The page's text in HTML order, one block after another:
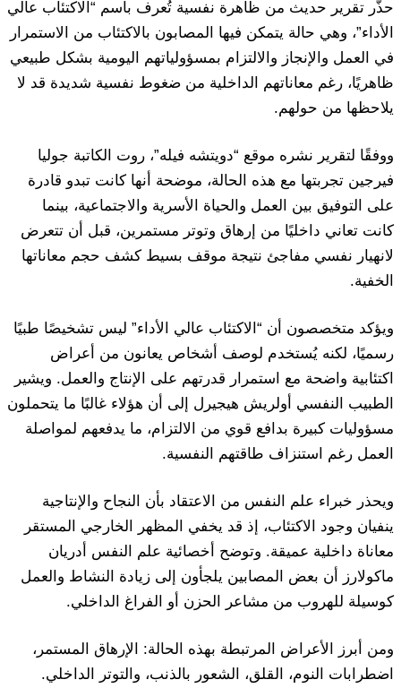
حذّر تقرير حديث من ظاهرة نفسية تُعرف باسم “الاكتئاب عالي
الأداء”، وهي حالة يتمكن فيها المصابون بالاكتئاب من الاستمرار
في العمل والإنجاز والالتزام بمسؤولياتهم اليومية بشكل طبيعي
ظاهريًا، رغم معاناتهم الداخلية من ضغوط نفسية شديدة قد لا
يلاحظها من حولهم.
ووفقًا لتقرير نشره موقع “دويتشه فيله”، روت الكاتبة جوليا
فيرجين تجربتها مع هذه الحالة، موضحة أنها كانت تبدو قادرة
على التوفيق بين العمل والحياة الأسرية والاجتماعية، بينما
كانت تعاني داخليًا من إرهاق وتوتر مستمرين، قبل أن تتعرض
لانهيار نفسي مفاجئ نتيجة موقف بسيط كشف حجم معاناتها
الخفية.
ويؤكد متخصصون أن “الاكتئاب عالي الأداء” ليس تشخيصًا طبيًا
رسميًا، لكنه يُستخدم لوصف أشخاص يعانون من أعراض
اكتئابية واضحة مع استمرار قدرتهم على الإنتاج والعمل. ويشير
الطبيب النفسي أولريش هيجيرل إلى أن هؤلاء غالبًا ما يتحملون
مسؤوليات كبيرة بدافع قوي من الالتزام، ما يدفعهم لمواصلة
العمل رغم استنزاف طاقتهم النفسية.
ويحذر خبراء علم النفس من الاعتقاد بأن النجاح والإنتاجية
ينفيان وجود الاكتئاب، إذ قد يخفي المظهر الخارجي المستقر
معاناة داخلية عميقة. وتوضح أخصائية علم النفس أدريان
ماكولارز أن بعض المصابين يلجأون إلى زيادة النشاط والعمل
كوسيلة للهروب من مشاعر الحزن أو الفراغ الداخلي.
ومن أبرز الأعراض المرتبطة بهذه الحالة: الإرهاق المستمر،
اضطرابات النوم، القلق، الشعور بالذنب، والتوتر الداخلي.